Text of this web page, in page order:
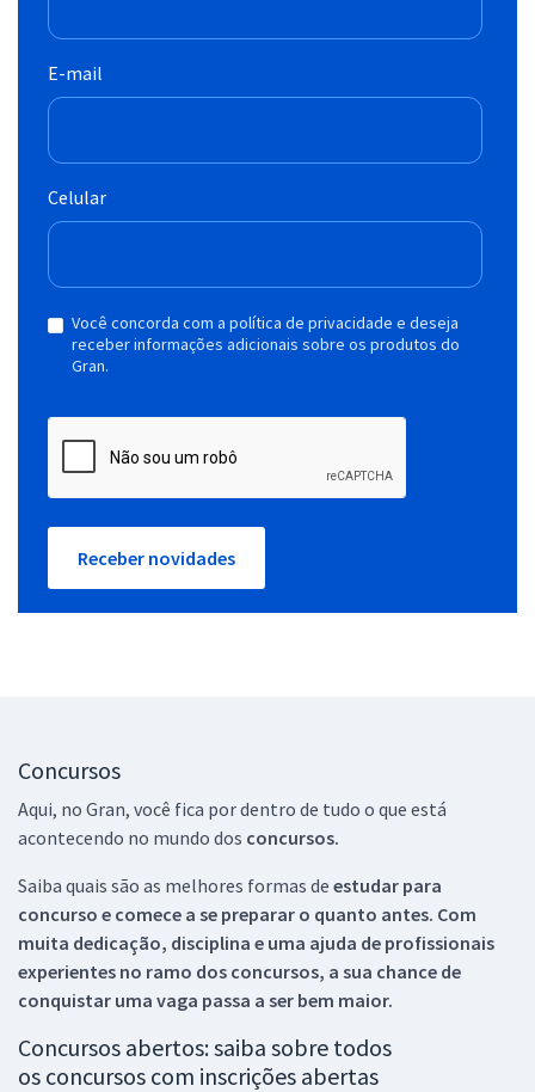
E-mail
Celular
Você concorda com a política de privacidade e deseja
receber informações adicionais sobre os produtos do
Gran.
Receber novidades
Concursos
Aqui, no Gran, você fica por dentro de tudo o que está
acontecendo no mundo dos concursos.
Saiba quais são as melhores formas de estudar para
concurso e comece a se preparar o quanto antes. Com
muita dedicação, disciplina e uma ajuda de profissionais
experientes no ramo dos concursos, a sua chance de
conquistar uma vaga passa a ser bem maior.
Concursos abertos: saiba sobre todos
os concursos com inscrições abertas